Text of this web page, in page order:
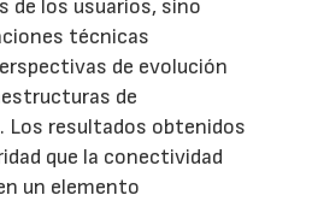
de los usuarios, sino
técnicas
de evolución
de
Los resultados obtenidos
que la conectividad
un elemento